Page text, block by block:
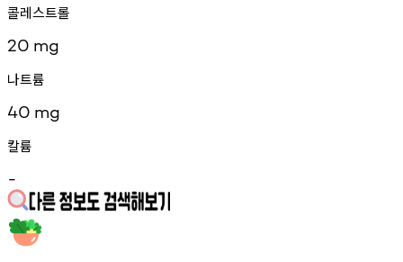
콜레스트롤
20 mg
나트륨
40 mg
칼륨
-